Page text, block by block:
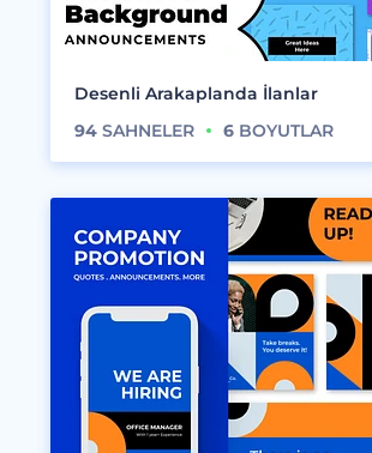
Desenli Arakaplanda İlanlar
94 SAHNELER 6 BOYUTLAR